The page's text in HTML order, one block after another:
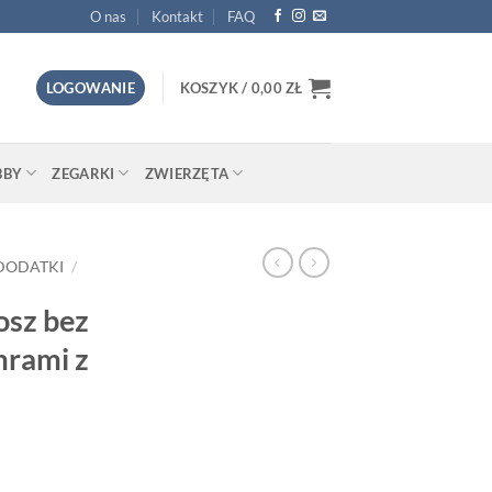
O nas Kontakt FAQ
LOGOWANIE KOSZYK / 0,00ZŁ
ZEGARKI ZWIERZĘTA
/
bez
z